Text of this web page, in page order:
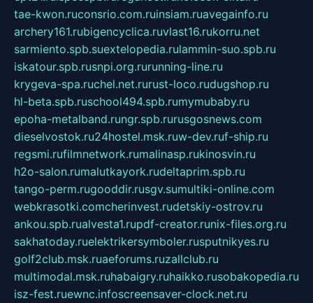
tae-kwon.ruconsrio.com.ruinsiam.ruavegainfo.ru
archery161.rubigencyclica.ruvlast16.rukorru.net
sarmiento.spb.suextelopedia.rulammin-suo.spb.ru
iskatour.spb.rusnpi.org.rurunning-line.ru
krygeva-spa.ruchel.net.rurust-loco.rudugshop.ru
hl-beta.spb.ruschool494.spb.rumymubaby.ru
epoha-metalband.rungr.spb.rurusgosnews.com
dieselvostok.ru24hostel.msk.ruw-dev.ruf-ship.ru
regsmi.rufilmnetwork.rumalinasp.rukinosvin.ru
h2o-salon.rumalutkayork.rudeltaprim.spb.ru
tango-perm.rugooddir.rusgv.sumultiki-online.com
webkrasotki.comcherinvest.rudetskiy-ostrov.ru
ankou.spb.rualvesta1.rupdf-creator.runix-files.org.ru
sakhatoday.ruelektrikersymboler.rusputnikyes.ru
golf2club.msk.ruaeforums.ruzallclub.ru
multimodal.msk.ruhabaigry.ruhaikko.rusobakopedia.ru
isz-fest.ruewnc.infoscreensaver-clock.net.ru